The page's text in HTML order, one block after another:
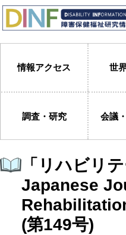
情報アクセス 世
調査・研究 会議
「リハビリ
Japanese
(第149号)